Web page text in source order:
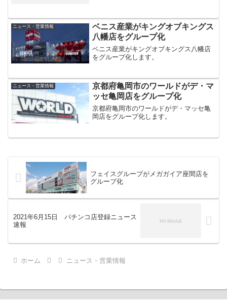
ニュース・営業情報
ベニス産業がキングオブキングス
八幡店をグループ化
ベニス産業がキングオブキングス八幡店
をグループ化します。
ニュース・営業情報
京都府亀岡市のワールドがデ・マ
ッセ亀岡店をグループ化
京都府亀岡市のワールドがデ・マッセ亀
岡店をグループ化します。
フェイスグループがメガガイア座間店を
グループ化
2021年6月15日 パチンコ店登録ニュース
速報
ホーム ニュース・営業情報